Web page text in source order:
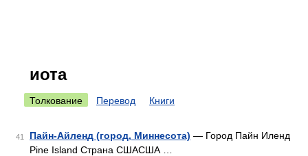
иота
Толкование Перевод Книги
41 Пайн-Айленд (город, Миннесота) — Город Пайн Иленд
Pine Island Страна СШАСША …